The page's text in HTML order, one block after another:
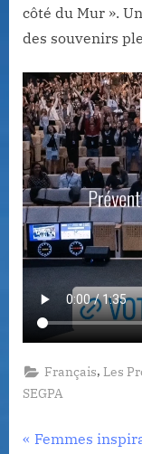
côté du Mur ».
des souvenirs
Français,Les
SEGPA
P
Femmes